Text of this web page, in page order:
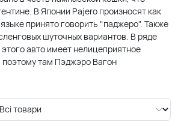
В Японии Pajero произносят как
принято говорить "паджеро". Также
шуточных вариантов. В ряде
авто имеет нелицеприятное
поэтому там Пэджэро Вагон
Montero или Mitsubishi Shogun.
выдерживает самые суровые
внедорожника начинается